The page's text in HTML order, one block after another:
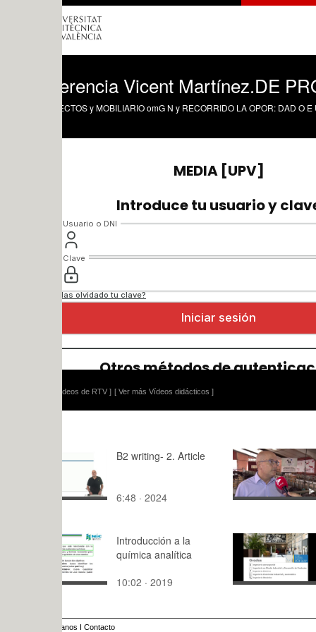
Vicent Martínez.DE
[ Ver más Vídeos didácticos ]
B2 writing- 2. Article
6:48 · 2024
Piensos
arroz
1:18 · 2024
Introducción a la
química analítica
10:02 · 2019
ETSID
16:13 ·